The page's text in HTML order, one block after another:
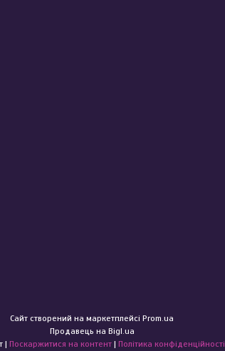
Сайт створений на маркетплейсі Prom.ua
Продавець на Bigl.ua
Альтерсвет | Поскаржитися на контент | Політика конфіденційності